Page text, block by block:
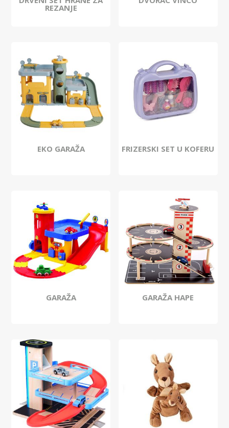
REZANJE
EKO GARAŽA FRIZERSKI SET U KOFERU
GARAŽA GARAŽA HAPE